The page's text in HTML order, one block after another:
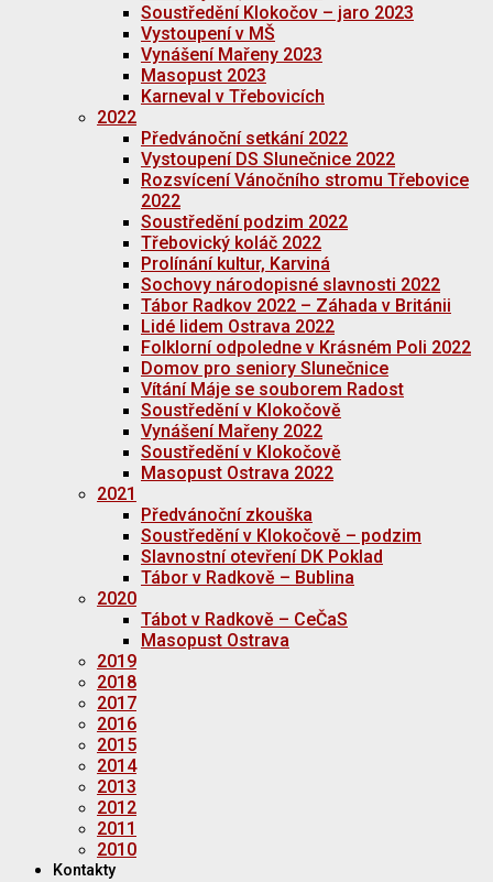
Soustředění Klokočov – jaro 2023
Vystoupení v MŠ
Vynášení Mařeny 2023
Masopust 2023
Karneval v Třebovicích
2022
Předvánoční setkání 2022
Vystoupení DS Slunečnice 2022
Rozsvícení Vánočního stromu Třebovice
2022
Soustředění podzim 2022
Třebovický koláč 2022
Prolínání kultur, Karviná
Sochovy národopisné slavnosti 2022
Tábor Radkov 2022 – Záhada v Británii
Lidé lidem Ostrava 2022
Folklorní odpoledne v Krásném Poli 2022
Domov pro seniory Slunečnice
Vítání Máje se souborem Radost
Soustředění v Klokočově
Vynášení Mařeny 2022
Soustředění v Klokočově
Masopust Ostrava 2022
2021
Předvánoční zkouška
Soustředění v Klokočově – podzim
Slavnostní otevření DK Poklad
Tábor v Radkově – Bublina
2020
Tábot v Radkově – CeČaS
Masopust Ostrava
2019
2018
2017
2016
2015
2014
2013
2012
2011
2010
Kontakty